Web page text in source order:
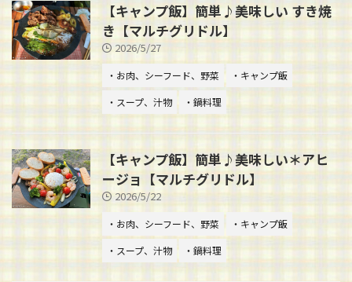
【キャンプ飯】簡単♪美味しい すき焼
き【マルチグリドル】
2026/5/27
・お肉、シーフード、野菜
・キャンプ飯
・スープ、汁物
・鍋料理
【キャンプ飯】簡単♪美味しい＊アヒ
ージョ【マルチグリドル】
2026/5/22
・お肉、シーフード、野菜
・キャンプ飯
・スープ、汁物
・鍋料理